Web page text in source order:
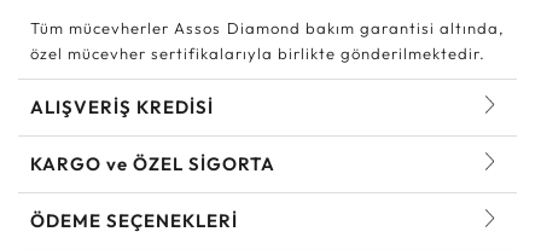
Tüm mücevherler Assos Diamond bakım garantisi altında,
özel mücevher sertifikalarıyla birlikte gönderilmektedir.
ALIŞVERİŞ KREDİSİ
KARGO ve ÖZEL SİGORTA
ÖDEME SEÇENEKLERİ